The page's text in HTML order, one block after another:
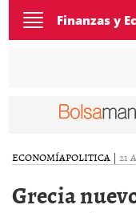
Toggle
navigation
Finanzas y
ECONOMÍAPOLITICA | 21
Grecia